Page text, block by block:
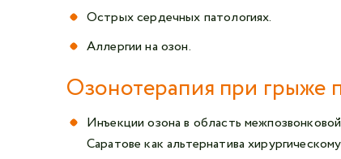
Острых сердечных патологиях.
Аллергии на озон.
Озонотерапия при грыже
Инъекции озона в область
Саратове как альтернатива